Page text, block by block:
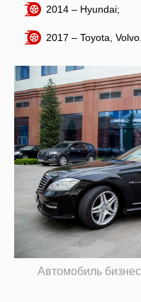
2014 – Hyundai;
2017 – Toyota, Volvo.
Автомобиль